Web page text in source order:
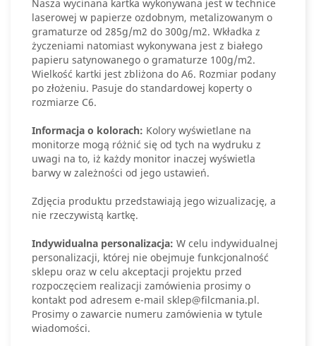
Nasza wycinana kartka wykonywana jest w technice
laserowej w papierze ozdobnym, metalizowanym o
gramaturze od 285g/m2 do 300g/m2. Wkładka z
życzeniami natomiast wykonywana jest z białego
papieru satynowanego o gramaturze 100g/m2.
Wielkość kartki jest zbliżona do A6. Rozmiar podany
po złożeniu. Pasuje do standardowej koperty o
rozmiarze C6.
Informacja o kolorach: Kolory wyświetlane na
monitorze mogą różnić się od tych na wydruku z
uwagi na to, iż każdy monitor inaczej wyświetla
barwy w zależności od jego ustawień.
Zdjęcia produktu przedstawiają jego wizualizację, a
nie rzeczywistą kartkę.
Indywidualna personalizacja: W celu indywidualnej
personalizacji, której nie obejmuje funkcjonalność
sklepu oraz w celu akceptacji projektu przed
rozpoczęciem realizacji zamówienia prosimy o
kontakt pod adresem e-mail sklep@filcmania.pl.
Prosimy o zawarcie numeru zamówienia w tytule
wiadomości.